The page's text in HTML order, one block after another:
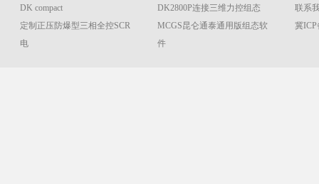
DK compact
定制正压防爆型三相全控SCR
电
DK2800P连接三维力控组态
MCGS昆仑通泰通用版组态软
件
联系
冀ICP